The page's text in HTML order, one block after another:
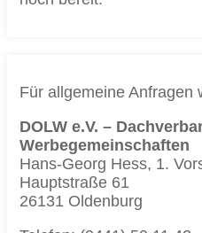
Für allgemeine Anfragen
DOLW e.V. –
Werbegemeinschaften
Hans-Georg Hess, 1.
Hauptstraße 61
26131 Oldenburg